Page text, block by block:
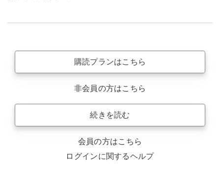
購読プランはこちら
非会員の方はこちら
続きを読む
会員の方はこちら
ログインに関するヘルプ